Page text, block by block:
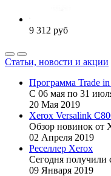
9 312 руб
Статьи, новости и акции
Программа Trade
С 06 мая по 31
20 Мая 2019
Xerox Versalink
Обзор новинок от
02 Апреля 2019
Реселлер Xerox
Сегодня получили
09 Января 2019